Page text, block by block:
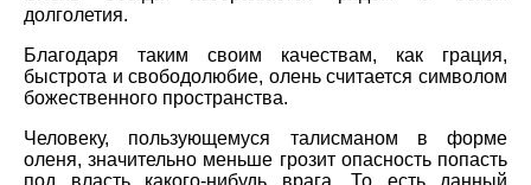
долголетия.
Благодаря таким своим качествам, как грация,
быстрота и свободолюбие, олень считается символом
божественного пространства.
Человеку, пользующемуся талисманом в форме
оленя, значительно меньше грозит опасность попасть
под власть какого-нибудь врага. То есть данный